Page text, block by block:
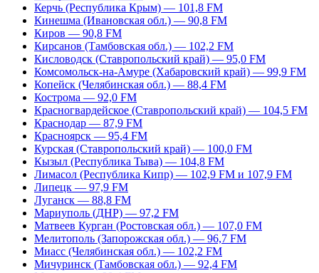
Керчь (Республика Крым) — 101,8 FM
Кинешма (Ивановская обл.) — 90,8 FM
Киров — 90,8 FM
Кирсанов (Тамбовская обл.) — 102,2 FM
Кисловодск (Ставропольский край) — 95,0 FM
Комсомольск-на-Амуре (Хабаровский край) — 99,9 FM
Копейск (Челябинская обл.) — 88,4 FM
Кострома — 92,0 FM
Красногвардейское (Ставропольский край) — 104,5 FM
Краснодар — 87,9 FM
Красноярск — 95,4 FM
Курская (Ставропольский край) — 100,0 FM
Кызыл (Республика Тыва) — 104,8 FM
Лимасол (Республика Кипр) — 102,9 FM и 107,9 FM
Липецк — 97,9 FM
Луганск — 88,8 FM
Мариуполь (ДНР) — 97,2 FM
Матвеев Курган (Ростовская обл.) — 107,0 FM
Мелитополь (Запорожская обл.) — 96,7 FM
Миасс (Челябинская обл.) — 102,2 FM
Мичуринск (Тамбовская обл.) — 92,4 FM